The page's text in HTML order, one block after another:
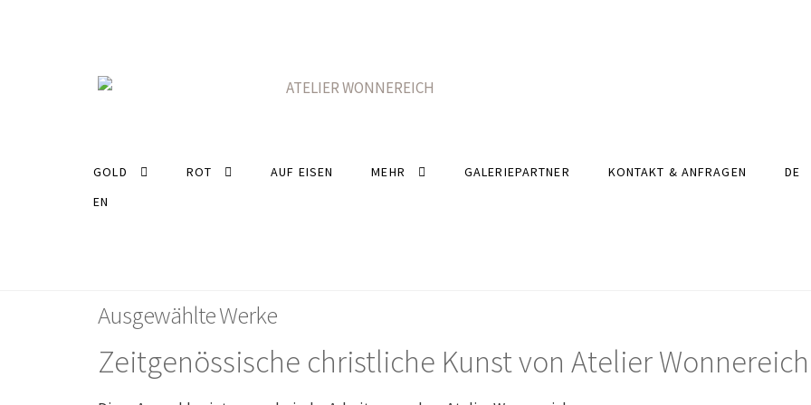
Navigation
Inhalt
GOLD ROT AUF EISEN MEHR GALERIEPARTNER KONTAKT & ANFRAGEN
DE
EN
Ausgewählte Werke
Zeitgenössische christliche Kunst von Atelier Wonnereich